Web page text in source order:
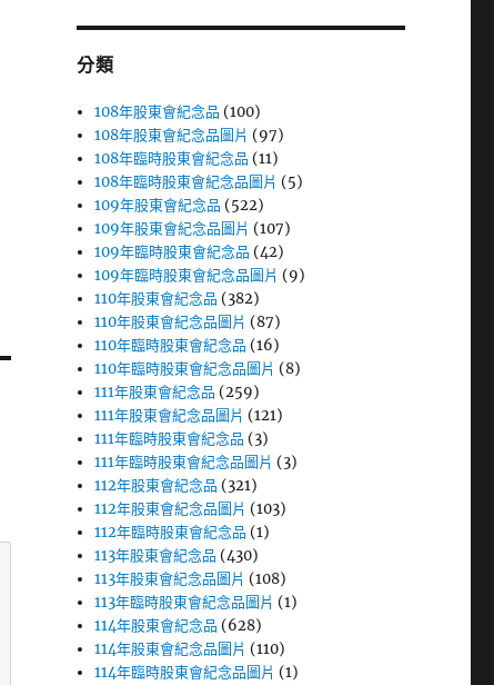
字:
分類
108年股東會紀念品 (100)
108年股東會紀念品圖片 (97)
108年臨時股東會紀念品 (11)
108年臨時股東會紀念品圖片 (5)
109年股東會紀念品 (522)
109年股東會紀念品圖片 (107)
109年臨時股東會紀念品 (42)
109年臨時股東會紀念品圖片 (9)
110年股東會紀念品 (382)
110年股東會紀念品圖片 (87)
110年臨時股東會紀念品 (16)
110年臨時股東會紀念品圖片 (8)
111年股東會紀念品 (259)
111年股東會紀念品圖片 (121)
111年臨時股東會紀念品 (3)
111年臨時股東會紀念品圖片 (3)
112年股東會紀念品 (321)
112年股東會紀念品圖片 (103)
112年臨時股東會紀念品 (1)
113年股東會紀念品 (430)
113年股東會紀念品圖片 (108)
113年臨時股東會紀念品圖片 (1)
114年股東會紀念品 (628)
114年股東會紀念品圖片 (110)
114年臨時股東會紀念品圖片 (1)